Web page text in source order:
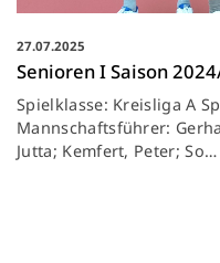
27.07.2025
Senioren I Saison
Spielklasse: Kreisliga A
Mannschaftsführer:
Jutta; Kemfert, Peter; So…